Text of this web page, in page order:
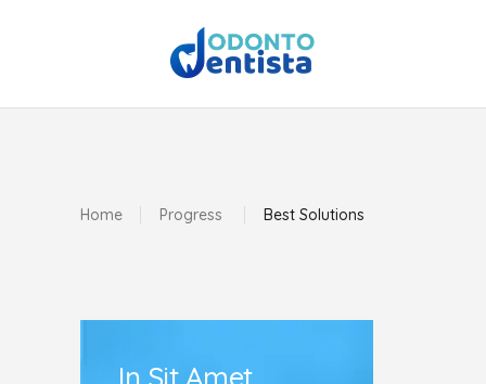
Home Progress Best Solutions